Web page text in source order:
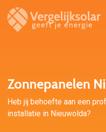
Zonnepanelen
Heb jij behoefte aan een
installatie in Nieuwolda?